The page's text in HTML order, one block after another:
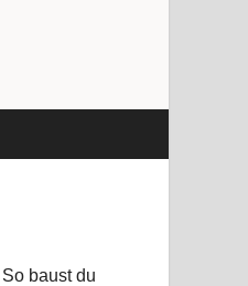
baust du